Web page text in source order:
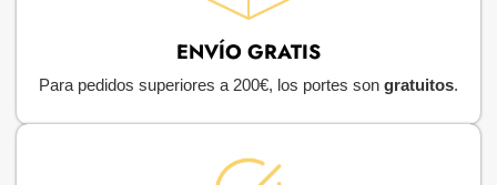
ENVÍO GRATIS
Para pedidos superiores a 200€, los portes son gratuitos.